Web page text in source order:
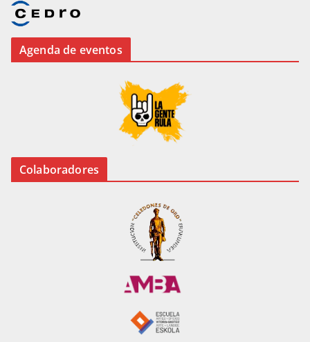
Agenda de eventos
Colaboradores